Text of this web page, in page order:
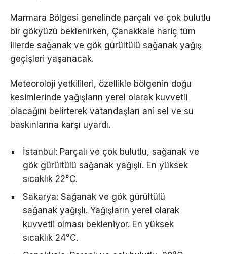
Marmara Bölgesi genelinde parçalı ve çok bulutlu
bir gökyüzü beklenirken, Çanakkale hariç tüm
illerde sağanak ve gök gürültülü sağanak yağış
geçişleri yaşanacak.
Meteoroloji yetkilileri, özellikle bölgenin doğu
kesimlerinde yağışların yerel olarak kuvvetli
olacağını belirterek vatandaşları ani sel ve su
baskınlarına karşı uyardı.
İstanbul: Parçalı ve çok bulutlu, sağanak ve
gök gürültülü sağanak yağışlı. En yüksek
sıcaklık 22°C.
Sakarya: Sağanak ve gök gürültülü
sağanak yağışlı. Yağışların yerel olarak
kuvvetli olması bekleniyor. En yüksek
sıcaklık 24°C.